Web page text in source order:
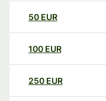
50 EUR
100 EUR
250 EUR